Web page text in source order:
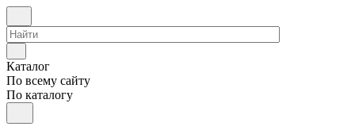
Каталог
По всему сайту
По каталогу